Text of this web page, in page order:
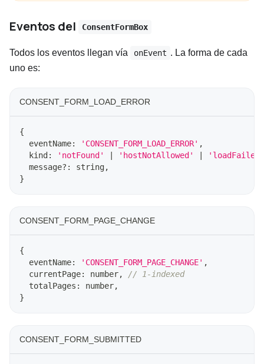
Eventos del ConsentFormBox
Todos los eventos llegan vía onEvent . La forma de cada
uno es:
CONSENT_FORM_LOAD_ERROR
{
  eventName
: 'CONSENT_FORM_LOAD_ERROR' ,
  kind
: 'notFound' 'hostNotAllowed'
'loadFailed'
  message
? : string,
}
CONSENT_FORM_PAGE_CHANGE
{
  eventName
: 'CONSENT_FORM_PAGE_CHANGE' ,
  currentPage
: number,
// 1-indexed
  totalPages
: number,
}
CONSENT_FORM_SUBMITTED